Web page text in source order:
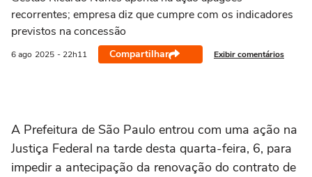
recorrentes; empresa diz que cumpre com os indicadores
previstos na concessão
6 ago 2025 - 22h11 Compartilhar Exibir comentários
A Prefeitura de São Paulo entrou com uma ação na
Justiça Federal na tarde desta quarta-feira, 6, para
impedir a antecipação da renovação do contrato de